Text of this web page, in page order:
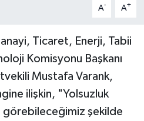
A- A+
Ticaret, Enerji, Tabii
Komisyonu Başkanı
Mustafa Varank,
ilişkin, "Yolsuzluk
görebileceğimiz şekilde